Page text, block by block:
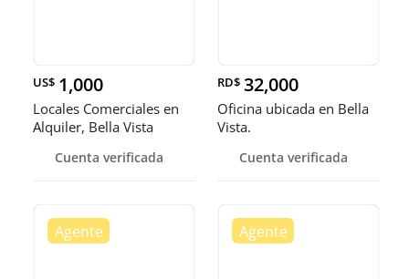
US$ 1,000
Locales Comerciales en
Alquiler, Bella Vista
Cuenta verificada
RD$ 32,000
Oficina ubicada en Bella
Vista.
Cuenta verificada